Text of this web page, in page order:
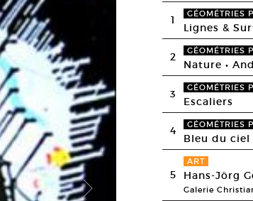
1 GÉOMÉTRIES
Lignes &
2 GÉOMÉTRIES
Nature •
3 GÉOMÉTRIES
Escaliers
4 GÉOMÉTRIES
Bleu du ciel
5
ART
Hans-Jörg
Galerie